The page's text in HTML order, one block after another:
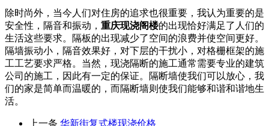
除时尚外，当今人们对住房的追求也很重要，我认为重要的是
安全性，隔音和振动， 重庆现浇阁楼的出现恰好满足了人们的
生活这些要求。隔板的出现减少了空间的浪费并使空间更好。
隔墙振动小，隔音效果好，对下层的干扰小，对格栅框架的施
工工艺要求严格。当然，现浇隔断的施工通常需要专业的建筑
公司的施工，因此有一定的保证。隔断墙使我们可以放心，我
们的家是简单而温暖的，而隔断墙则使我们能够和谐和谐地生
活。
上一条 华新街复式楼现浇价格